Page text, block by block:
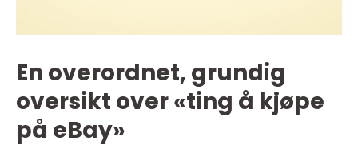
En overordnet, grundig
oversikt over «ting å kjøpe
på eBay»